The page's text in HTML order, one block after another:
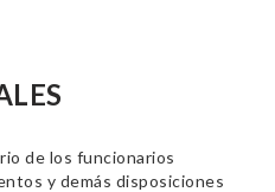
de los funcionarios
y demás disposiciones